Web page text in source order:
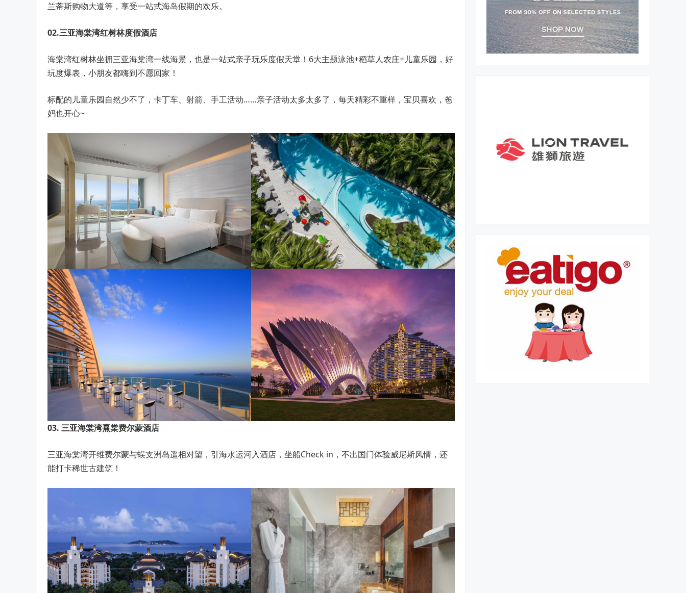
兰蒂斯购物大道等，享受一站式海岛假期的欢乐。
02.三亚海棠湾红树林度假酒店
海棠湾红树林坐拥三亚海棠湾一线海景，也是一站式亲子玩乐度假天堂！6大主题泳池+稻草人农庄+儿童乐园，好
玩度爆表，小朋友都嗨到不愿回家！
标配的儿童乐园自然少不了，卡丁车、射箭、手工活动……亲子活动太多太多了，每天精彩不重样，宝贝喜欢，爸
妈也开心~
03. 三亚海棠湾熹棠费尔蒙酒店
三亚海棠湾开维费尔蒙与蜈支洲岛遥相对望，引海水运河入酒店，坐船Check in，不出国门体验威尼斯风情，还
能打卡稀世古建筑！